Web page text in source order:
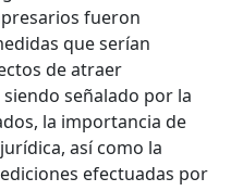
fueron
que serían
de atraer
señalado por la
la importancia de
así como la
efectuadas por